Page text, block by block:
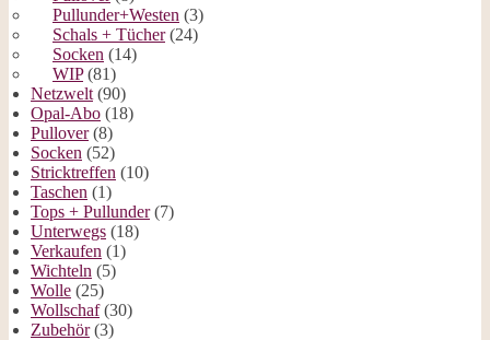
Pullunder+Westen (3)
Schals + Tücher(24)
Socken (14)
WIP(81)
Netzwelt (90)
Opal-Abo (18)
Pullover(8)
Socken (52)
Stricktreffen (10)
Taschen (1)
Tops + Pullunder(7)
Unterwegs (18)
Verkaufen (1)
Wichteln (5)
Wolle (25)
Wollschaf(30)
Zubehör(3)